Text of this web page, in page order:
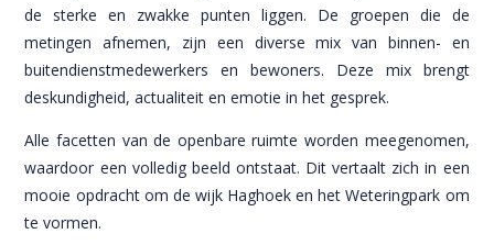
de sterke en zwakke punten liggen. De groepen die de
metingen afnemen, zijn een diverse mix van binnen- en
buitendienstmedewerkers en bewoners. Deze mix brengt
deskundigheid, actualiteit en emotie in het gesprek.
Alle facetten van de openbare ruimte worden meegenomen,
waardoor een volledig beeld ontstaat. Dit vertaalt zich in een
mooie opdracht om de wijk Haghoek en het Weteringpark om
te vormen.